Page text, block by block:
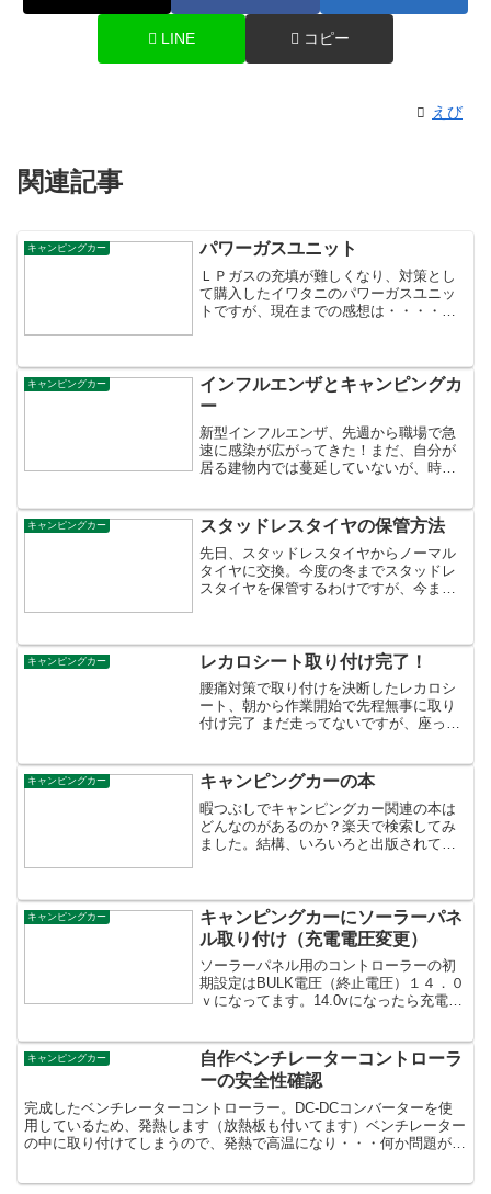
LINE コピー
えび
関連記事
キャンピングカー パワーガスユニット
ＬＰガスの充填が難しくなり、対策とし
て購入したイワタニのパワーガスユニッ
トですが、現在までの感想は・・・・調
ものでは、外気...
キャンピングカー
インフルエンザとキャンピングカ
ー
新型インフルエンザ、先週から職場で急
速に感染が広がってきた！まだ、自分が
居る建物内では蔓延していないが、時間
てて、なるべく感染者と接触しないよう
にするのが良いと...
キャンピングカー スタッドレスタイヤの保管方法
先日、スタッドレスタイヤからノーマル
タイヤに交換。今度の冬までスタッドレ
スタイヤを保管するわけですが、今まで
んど抜けちゃってた スタ...
キャンピングカー レカロシート取り付け完了！
腰痛対策で取り付けを決断したレカロシ
ート、朝から作業開始で先程無事に取り
付け完了 まだ走ってないですが、座った
ゅんの実家まで約２時間、久々のドライ
ブですノーマルシート腰...
キャンピングカー キャンピングカーの本
暇つぶしでキャンピングカー関連の本は
どんなのがあるのか？楽天で検索してみ
ました。結構、いろいろと出版されてい
ときにでも読んでみ...
キャンピングカー
キャンピングカーにソーラーパネ
ル取り付け（充電電圧変更）
ソーラーパネル用のコントローラーの初
期設定はBULK電圧（終止電圧）１４．０
ｖになってます。14.0vになったら充電を
低くても大丈夫ですが満充電にすること
ができなくなり...
キャンピングカー
自作ベンチレーターコントローラ
ーの安全性確認
完成したベンチレーターコントローラー。DC-DCコンバーターを使
用しているため、発熱します（放熱板も付いてます）ベンチレーター
の中に取り付けてしまうので、発熱で高温になり・・・何か問題が起